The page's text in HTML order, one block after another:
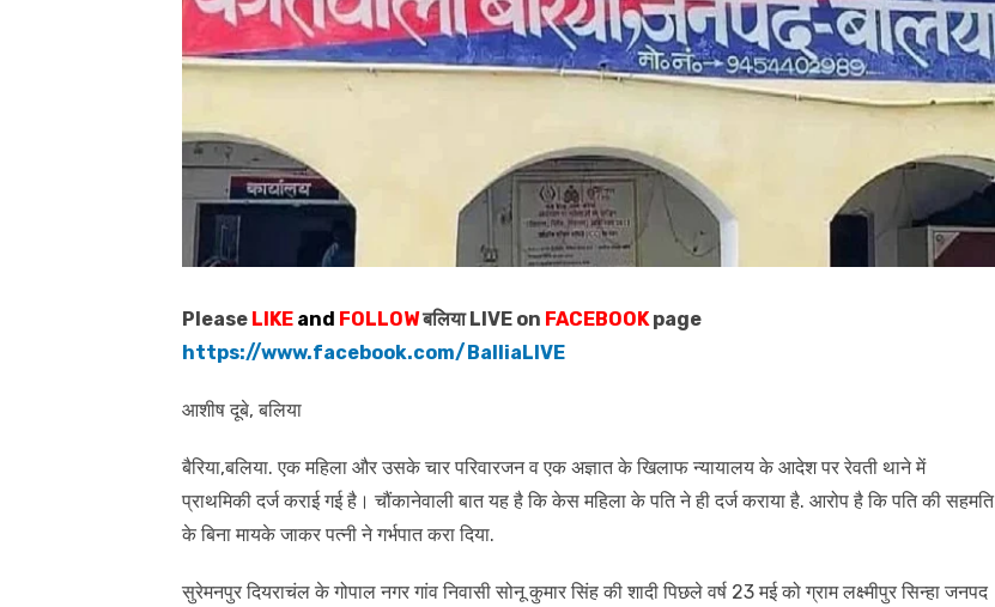
Please LIKE and FOLLOWबलिया LIVE on FACEBOOK page
https://www.facebook.com/BalliaLIVE
आशीष दूबे, बलिया
बैरिया,बलिया. एक महिला और उसके चार परिवारजन व एक अज्ञात के खिलाफ न्यायालय के आदेश पर रेवती थाने में
प्राथमिकी दर्ज कराई गई है। चौंकानेवाली बात यह है कि केस महिला के पति ने ही दर्ज कराया है. आरोप है कि पति की सहमति
के बिना मायके जाकर पत्नी ने गर्भपात करा दिया.
सुरेमनपुर दियराचंल के गोपाल नगर गांव निवासी सोनू कुमार सिंह की शादी पिछले वर्ष 23 मई को ग्राम लक्ष्मीपुर सिन्हा जनपद